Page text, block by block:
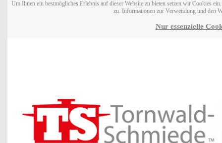
Um Ihnen ein bestmögliches Erlebnis auf dieser Website zu bieten setzen wir Cookies
zu. Informationen zur Verwendung und den
Nur essenzielle